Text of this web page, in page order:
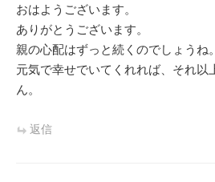
おはようございます。
ありがとうございます。
親の心配はずっと続くのでしょうね。
元気で幸せでいてくれれば、それ以
ん。
返信